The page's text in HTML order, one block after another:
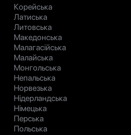
Корейська
Латиська
Литовська
Македонська
Малагасійська
Малайська
Монгольська
Непальська
Норвезька
Нідерландська
Німецька
Перська
Польська